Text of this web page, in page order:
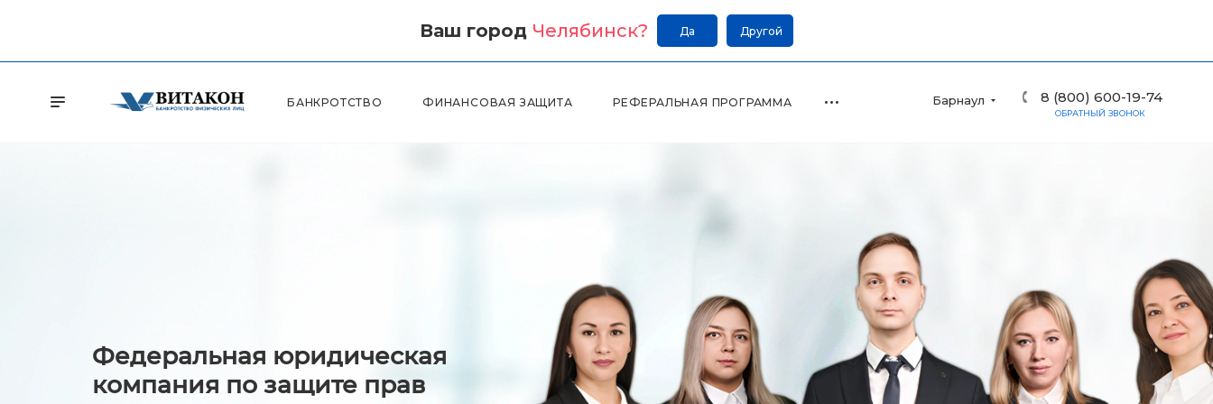
Ваш город Челябинск? Да Другой
Барнаул 8 (800) 600-19-74
БАНКРОТСТВО ФИНАНСОВАЯ ЗАЩИТА РЕФЕРАЛЬНАЯ ПРОГРАММА
ОБРАТНЫЙ ЗВОНОК
Федеральная юридическая
компания по защите прав